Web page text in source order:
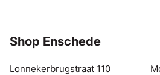
Shop Enschede
Lonnekerbrugstraat 110